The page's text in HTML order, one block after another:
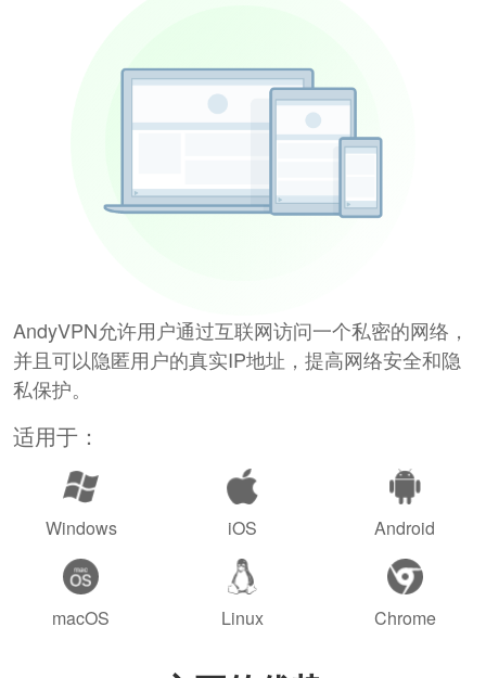
AndyVPN允许用户通过互联网访问一个私密的网络，
并且可以隐匿用户的真实IP地址，提高网络安全和隐
私保护。
适用于：
Windows iOS Android
macOS Linux Chrome